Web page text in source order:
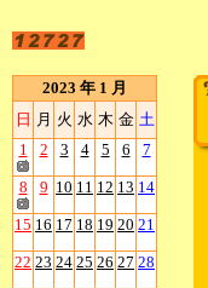
2023 年 1 月
日 月 火 水 木 金 土
1
2 3 4 5 6 7
8 9 10 11 12 13 14
15 16 17 18 19 20 21
22 23 24 25 26 27 28